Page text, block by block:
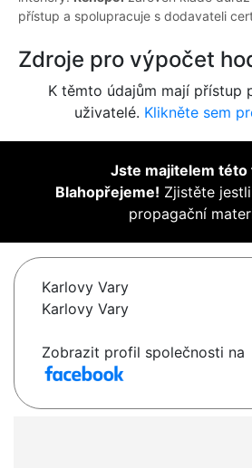
přístup a spolupracuje s dodavateli
Zdroje pro výpočet
K těmto údajům mají přístup
uživatelé. Klikněte sem
Jste majitelem této
Blahopřejeme! Zjistěte
propagační
Karlovy Vary
Karlovy Vary
Zobrazit profil společnosti na